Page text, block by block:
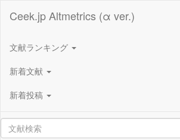
Ceek.jp Altmetrics (α ver.)
文献ランキング
新着文献
新着投稿